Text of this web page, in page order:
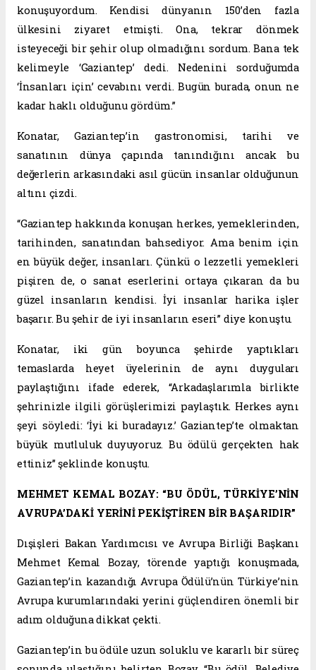
konuşuyordum. Kendisi dünyanın 150’den fazla
ülkesini ziyaret etmişti. Ona, tekrar dönmek
isteyeceği bir şehir olup olmadığını sordum. Bana tek
kelimeyle ‘Gaziantep’ dedi. Nedenini sorduğumda
‘İnsanları için’ cevabını verdi. Bugün burada, onun ne
kadar haklı olduğunu gördüm.”
Konatar, Gaziantep’in gastronomisi, tarihi ve
sanatının dünya çapında tanındığını ancak bu
değerlerin arkasındaki asıl gücün insanlar olduğunun
altını çizdi.
“Gaziantep hakkında konuşan herkes, yemeklerinden,
tarihinden, sanatından bahsediyor. Ama benim için
en büyük değer, insanları. Çünkü o lezzetli yemekleri
pişiren de, o sanat eserlerini ortaya çıkaran da bu
güzel insanların kendisi. İyi insanlar harika işler
başarır. Bu şehir de iyi insanların eseri” diye konuştu.
Konatar, iki gün boyunca şehirde yaptıkları
temaslarda heyet üyelerinin de aynı duyguları
paylaştığını ifade ederek, “Arkadaşlarımla birlikte
şehrinizle ilgili görüşlerimizi paylaştık. Herkes aynı
şeyi söyledi: ‘İyi ki buradayız.’ Gaziantep’te olmaktan
büyük mutluluk duyuyoruz. Bu ödülü gerçekten hak
ettiniz” şeklinde konuştu.
MEHMET KEMAL BOZAY: “BU ÖDÜL, TÜRKİYE’NİN
AVRUPA’DAKİ YERİNİ PEKİŞTİREN BİR BAŞARIDIR”
Dışişleri Bakan Yardımcısı ve Avrupa Birliği Başkanı
Mehmet Kemal Bozay, törende yaptığı konuşmada,
Gaziantep’in kazandığı Avrupa Ödülü’nün Türkiye’nin
Avrupa kurumlarındaki yerini güçlendiren önemli bir
adım olduğuna dikkat çekti.
Gaziantep’in bu ödüle uzun soluklu ve kararlı bir süreç